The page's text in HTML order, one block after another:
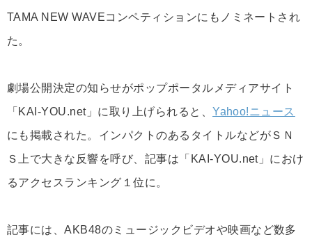
TAMA NEW WAVEコンペティションにもノミネートされ
た。
劇場公開決定の知らせがポップポータルメディアサイト
「KAI-YOU.net」に取り上げられると、Yahoo!ニュース
にも掲載された。インパクトのあるタイトルなどがＳＮ
Ｓ上で大きな反響を呼び、記事は「KAI-YOU.net」におけ
るアクセスランキング１位に。
記事には、AKB48のミュージックビデオや映画など数多